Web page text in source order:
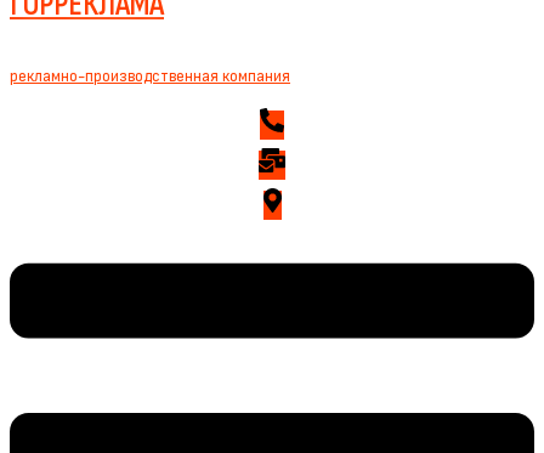
рекламно-производственная компания